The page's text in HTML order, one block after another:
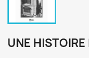
UNE HISTOIRE